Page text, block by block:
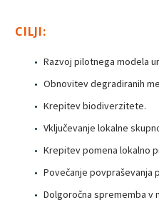
CILJI:
Razvoj pilotnega modela
Obnovitev degradiranih
Krepitev biodiverzitete.
Vključevanje lokalne
Krepitev pomena lokalno
Povečanje povpraševanja
Dolgoročna sprememba v